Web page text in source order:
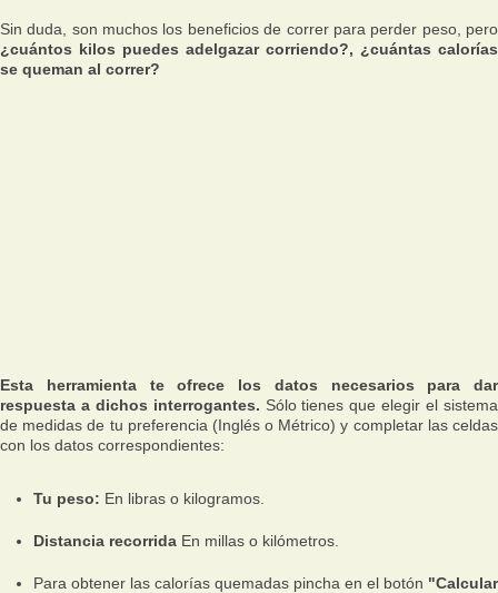
Sin duda, son muchos los beneficios de correr para perder peso, pero
¿cuántos kilos puedes adelgazar corriendo?, ¿cuántas calorías
se queman al correr?
Esta herramienta te ofrece los datos necesarios para dar
respuesta a dichos interrogantes. Sólo tienes que elegir el sistema
de medidas de tu preferencia (Inglés o Métrico) y completar las celdas
con los datos correspondientes:
Tu peso: En libras o kilogramos.
Distancia recorrida En millas o kilómetros.
Para obtener las calorías quemadas pincha en el botón "Calcular